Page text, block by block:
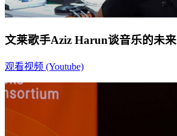
文莱歌手Aziz Harun谈音乐的未来
观看视频 (Youtube)